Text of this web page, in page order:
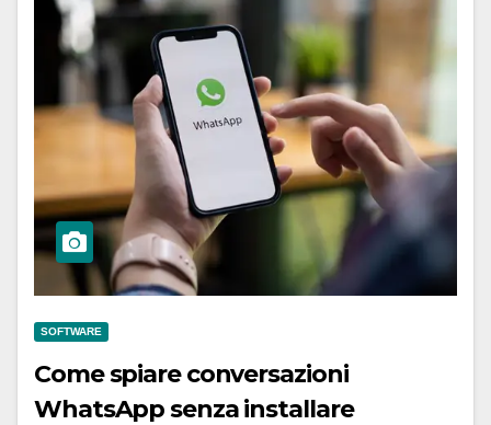
SOFTWARE
Come spiare conversazioni
WhatsApp senza installare